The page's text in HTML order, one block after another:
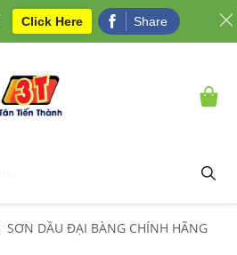
SƠN DẦU ĐẠI BÀNG CHÍNH HÃNG
Click Here Share